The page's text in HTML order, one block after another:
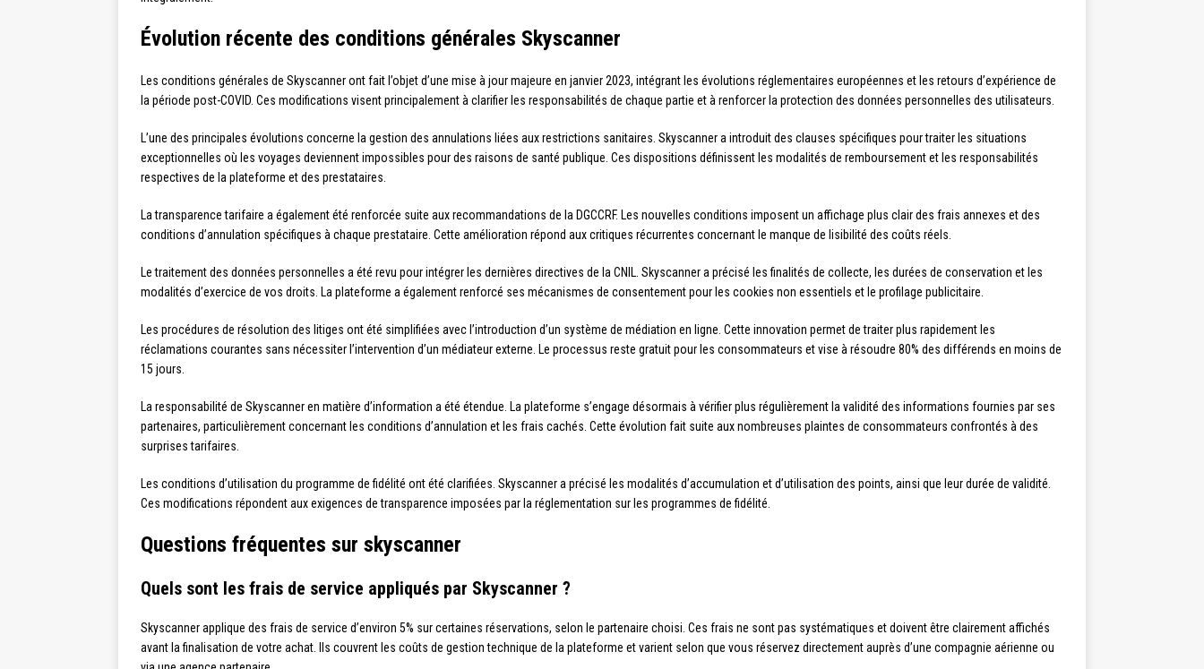
Évolution récente des conditions générales Skyscanner
Les conditions générales de Skyscanner ont fait l’objet d’une mise à jour majeure en janvier 2023, intégrant les évolutions réglementaires européennes et les retours d’expérience de
la période post-COVID. Ces modifications visent principalement à clarifier les responsabilités de chaque partie et à renforcer la protection des données personnelles des utilisateurs.
L’une des principales évolutions concerne la gestion des annulations liées aux restrictions sanitaires. Skyscanner a introduit des clauses spécifiques pour traiter les situations
exceptionnelles où les voyages deviennent impossibles pour des raisons de santé publique. Ces dispositions définissent les modalités de remboursement et les responsabilités
respectives de la plateforme et des prestataires.
La transparence tarifaire a également été renforcée suite aux recommandations de la DGCCRF. Les nouvelles conditions imposent un affichage plus clair des frais annexes et des
conditions d’annulation spécifiques à chaque prestataire. Cette amélioration répond aux critiques récurrentes concernant le manque de lisibilité des coûts réels.
Le traitement des données personnelles a été revu pour intégrer les dernières directives de la CNIL. Skyscanner a précisé les finalités de collecte, les durées de conservation et les
modalités d’exercice de vos droits. La plateforme a également renforcé ses mécanismes de consentement pour les cookies non essentiels et le profilage publicitaire.
Les procédures de résolution des litiges ont été simplifiées avec l’introduction d’un système de médiation en ligne. Cette innovation permet de traiter plus rapidement les
réclamations courantes sans nécessiter l’intervention d’un médiateur externe. Le processus reste gratuit pour les consommateurs et vise à résoudre 80% des différends en moins de
15 jours.
La responsabilité de Skyscanner en matière d’information a été étendue. La plateforme s’engage désormais à vérifier plus régulièrement la validité des informations fournies par ses
partenaires, particulièrement concernant les conditions d’annulation et les frais cachés. Cette évolution fait suite aux nombreuses plaintes de consommateurs confrontés à des
surprises tarifaires.
Les conditions d’utilisation du programme de fidélité ont été clarifiées. Skyscanner a précisé les modalités d’accumulation et d’utilisation des points, ainsi que leur durée de validité.
Ces modifications répondent aux exigences de transparence imposées par la réglementation sur les programmes de fidélité.
Questions fréquentes sur skyscanner
Quels sont les frais de service appliqués par Skyscanner ?
Skyscanner applique des frais de service d’environ 5% sur certaines réservations, selon le partenaire choisi. Ces frais ne sont pas systématiques et doivent être clairement affichés
avant la finalisation de votre achat. Ils couvrent les coûts de gestion technique de la plateforme et varient selon que vous réservez directement auprès d’une compagnie aérienne ou